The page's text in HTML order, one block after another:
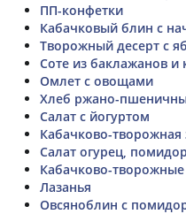
ПП-конфетки
Кабачковый блин с
Творожный десерт с
Соте из баклажанов и
Омлет с овощами
Хлеб ржано-
Салат с йогуртом
Кабачково-творожная
Салат огурец,
Кабачково-
Лазанья
Овсяноблин с